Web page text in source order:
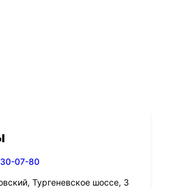
07-80
Тургеневское шоссе, 3